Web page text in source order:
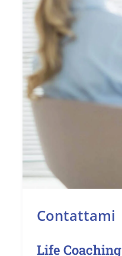
Contattami
Life Coaching